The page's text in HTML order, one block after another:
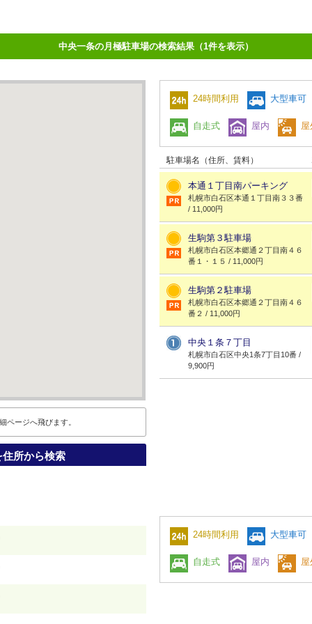
中央一条の月極駐車場の検索結果（1件を表示）
ページへ飛びます。
所から検索
24時間利用 大型車可
自走式 屋内 屋
駐車場名（住所、賃料）
本通１丁目南パーキング
札幌市白石区本通１丁目南３３番
/ 11,000円
生駒第３駐車場
札幌市白石区本郷通２丁目南４６
番１・１５ / 11,000円
生駒第２駐車場
札幌市白石区本郷通２丁目南４６
番２ / 11,000円
中央１条７丁目
札幌市白石区中央1条7丁目10番 /
9,900円
24時間利用 大型車可
自走式 屋内 屋